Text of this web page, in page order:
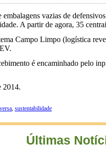
vazias de
A partir de agora, 35
Campo Limpo (logística
é encaminhado pelo
2014.
, sustentabilidade
Últimas